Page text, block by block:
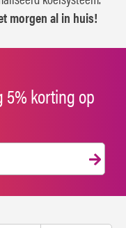
morgen al in huis!
5% korting op